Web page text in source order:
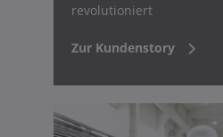
revolutioniert
Zur Kundenstory